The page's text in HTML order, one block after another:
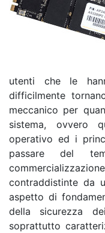
utenti che le
difficilmente
meccanico per
sistema, ovvero
operativo ed i
passare del
contraddistinte da
aspetto di
della sicurezza
soprattutto